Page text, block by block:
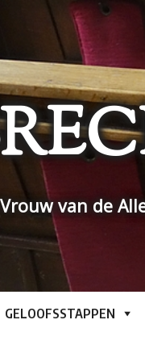
van de
GELOOFSSTAPPEN